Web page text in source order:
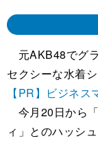
元AKB48でグ
セクシーな水着
【PR】ビジネ
今月20日から
ィ」とのハッシ